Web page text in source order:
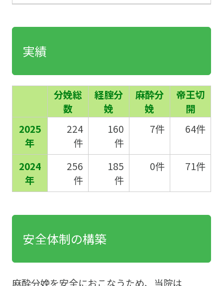
実績
分娩総
数
経腟分
娩
麻酔分
娩
帝王切
開
2025
年
224
件
160
件
7件 64件
2024
年
256
件
185
件
0件 71件
安全体制の構築
麻酔分娩を安全におこなうため、当院は